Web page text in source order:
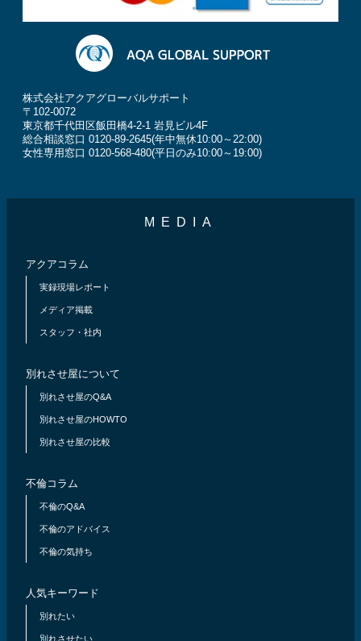
株式会社アクアグローバルサポート
〒102-0072
東京都千代田区飯田橋4-2-1 岩見ビル4F
総合相談窓口 0120-89-2645(年中無休10:00～22:00)
女性専用窓口 0120-568-480(平日のみ10:00～19:00)
MEDIA
アクアコラム
実録現場レポート
メディア掲載
スタッフ・社内
別れさせ屋について
別れさせ屋のQ&A
別れさせ屋のHOWTO
別れさせ屋の比較
不倫コラム
不倫のQ&A
不倫のアドバイス
不倫の気持ち
人気キーワード
別れたい
別れさせたい